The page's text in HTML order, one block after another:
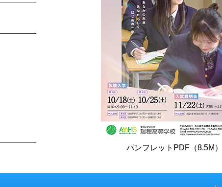
パンフレットPDF（8.5M）